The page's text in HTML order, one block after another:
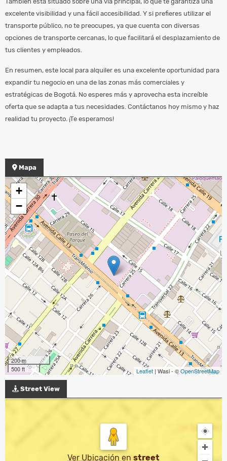
excelente visibilidad y una fácil accesibilidad. Y si prefieres utilizar el
transporte público, no te preocupes, ya que cuenta con diversas
opciones de transporte cercanas, lo que facilitará el desplazamiento de
tus clientes y empleados.
En resumen, este local para alquiler es una excelente oportunidad para
expandir tu negocio en una de las zonas más comerciales y
estratégicas de Bogotá. No esperes más y aprovecha esta increíble
oferta que se adapta a tus necesidades. Contáctanos hoy mismo y haz
realidad tu proyecto. ¡Te esperamos!
Mapa
+
−
200 m
500 ft
Leaflet | Wasi - ©OpenStreetMap
Street View
Ver Ubicación en street